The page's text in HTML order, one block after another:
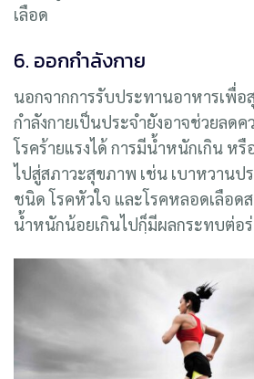
เลือด
6. ออกกำลังกาย
นอกจากการรับประทานอาหารเพื่อ
กำลังกายเป็นประจำยังอาจช่วยลดค
โรคร้ายแรงได้ การมีน้ำหนักเกิน ห
ไปสู่สภาวะสุขภาพ เช่น เบาหวานปร
ชนิด โรคหัวใจ และโรคหลอดเลือด
น้ำหนักน้อยเกินไปกฺ็มีผลกระทบต่อร่